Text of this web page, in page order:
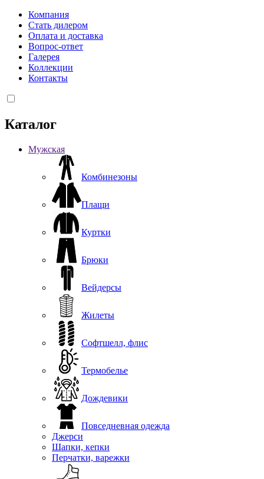
Компания
Стать дилером
Оплата и доставка
Вопрос-ответ
Галерея
Коллекции
Контакты
Каталог
Мужская
Комбинезоны
Плащи
Куртки
Брюки
Вейдерсы
Жилеты
Софтшелл, флис
Термобелье
Дождевики
Повседневная одежда
Джерси
Шапки, кепки
Перчатки, варежки